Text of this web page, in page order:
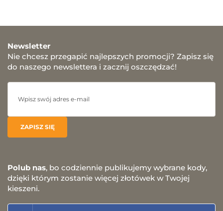
Newsletter
Nie chcesz przegapić najlepszych promocji? Zapisz się
do naszego newslettera i zacznij oszczędzać!
Polub nas, bo codziennie publikujemy wybrane kody,
dzięki którym zostanie więcej złotówek w Twojej
kieszeni.